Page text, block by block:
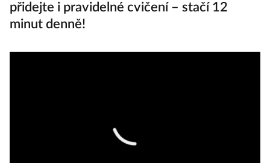
přidejte i pravidelné cvičení – stačí 12
minut denně!